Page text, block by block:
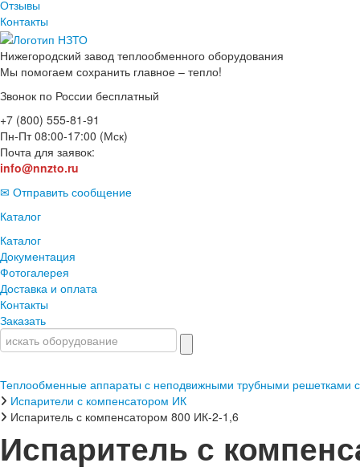
Отзывы
Контакты
Нижегородский завод теплообменного оборудования
Мы помогаем сохранить главное – тепло!
Звонок по России бесплатный
+7 (800) 555-81-91
Пн-Пт 08:00-17:00 (Мск)
Почта для заявок:
info@nnzto.ru
✉ Отправить сообщение
Каталог
Каталог
Документация
Фотогалерея
Доставка и оплата
Контакты
Заказать
Теплообменные аппараты с неподвижными трубными решетками
Испарители с компенсатором ИК
Испаритель с компенсатором 800 ИК-2-1,6
Испаритель с